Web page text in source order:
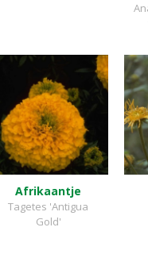
Afrikaantje
Tagetes 'Antigua
Gold'